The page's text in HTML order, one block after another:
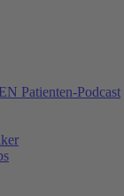
Patienten-Podcast